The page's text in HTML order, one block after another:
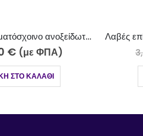
3,00€ 2,85 (με ΦΠΑ)
ΠΡΟΣΘΉΚΗ ΣΤΟ ΚΑΛΆΘΙ